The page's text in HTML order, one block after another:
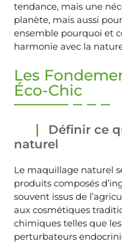
tendance, mais une
planète, mais aussi
ensemble pourquoi et
harmonie avec la
Les
Éco-Chic
Définir ce
naturel
Le maquillage naturel
produits composés
souvent issus de
aux cosmétiques
chimiques telles que
perturbateurs